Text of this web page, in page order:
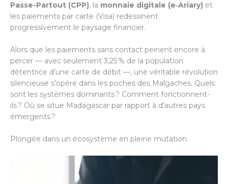
Passe-Partout (CPP), la monnaie digitale (e‑Ariary) et
les paiements par carte (Visa) redessinent
progressivement le paysage financier.
Alors que les paiements sans contact peinent encore à
percer — avec seulement 3,25 % de la population
détentrice d’une carte de débit —, une véritable révolution
silencieuse s’opère dans les poches des Malgaches. Quels
sont les systèmes dominants ? Comment fonctionnent-
ils ? Où se situe Madagascar par rapport à d'autres pays
émergents ?
Plongée dans un écosystème en pleine mutation.